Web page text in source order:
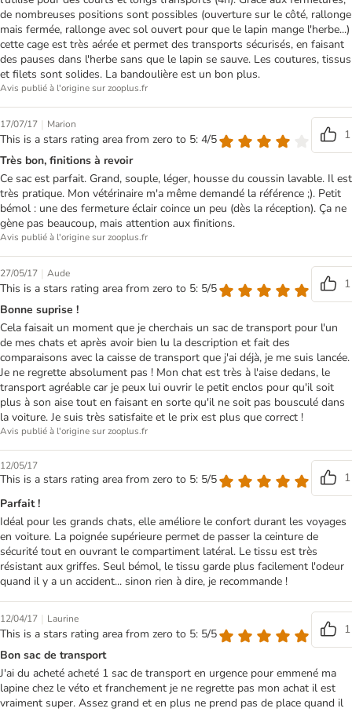
de nombreuses positions sont possibles (ouverture sur le côté, rallonge
mais fermée, rallonge avec sol ouvert pour que le lapin mange l'herbe...)
cette cage est très aérée et permet des transports sécurisés, en faisant
des pauses dans l'herbe sans que le lapin se sauve. Les coutures, tissus
et filets sont solides. La bandoulière est un bon plus.
Avis publié à l'origine sur zooplus.fr
17/07/17 | Marion
This is a stars rating area from zero to 5: 4/5
1
Très bon, finitions à revoir
Ce sac est parfait. Grand, souple, léger, housse du coussin lavable. Il est
très pratique. Mon vétérinaire m'a même demandé la référence ;). Petit
bémol : une des fermeture éclair coince un peu (dès la réception). Ça ne
gène pas beaucoup, mais attention aux finitions.
Avis publié à l'origine sur zooplus.fr
27/05/17 | Aude
This is a stars rating area from zero to 5: 5/5
1
Bonne suprise !
Cela faisait un moment que je cherchais un sac de transport pour l'un
de mes chats et après avoir bien lu la description et fait des
comparaisons avec la caisse de transport que j'ai déjà, je me suis lancée.
Je ne regrette absolument pas ! Mon chat est très à l'aise dedans, le
transport agréable car je peux lui ouvrir le petit enclos pour qu'il soit
plus à son aise tout en faisant en sorte qu'il ne soit pas bousculé dans
la voiture. Je suis très satisfaite et le prix est plus que correct !
Avis publié à l'origine sur zooplus.fr
12/05/17
This is a stars rating area from zero to 5: 5/5
1
Parfait !
Idéal pour les grands chats, elle améliore le confort durant les voyages
en voiture. La poignée supérieure permet de passer la ceinture de
sécurité tout en ouvrant le compartiment latéral. Le tissu est très
résistant aux griffes. Seul bémol, le tissu garde plus facilement l'odeur
quand il y a un accident... sinon rien à dire, je recommande !
12/04/17 | Laurine
This is a stars rating area from zero to 5: 5/5
1
Bon sac de transport
J'ai du acheté acheté 1 sac de transport en urgence pour emmené ma
lapine chez le véto et franchement je ne regrette pas mon achat il est
vraiment super. Assez grand et en plus ne prend pas de place quand il